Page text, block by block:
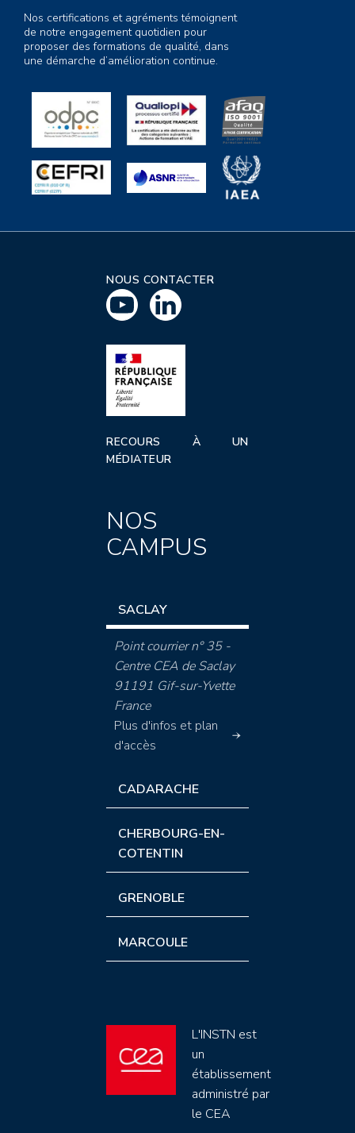
Nos certifications et agréments témoignent
de notre engagement quotidien pour
proposer des formations de qualité, dans
une démarche d’amélioration continue.
NOUS CONTACTER
RECOURS À UN
MÉDIATEUR
NOS
CAMPUS
SACLAY
Point courrier n° 35 -
Centre CEA de Saclay
91191 Gif-sur-Yvette
France
Plus d'infos et plan
d'accès
CADARACHE
CHERBOURG-EN-
COTENTIN
GRENOBLE
MARCOULE
L'INSTN est
un
établissement
administré par
le CEA